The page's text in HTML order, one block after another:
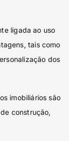
ligada ao uso
tais como
dos
imobiliários são
construção,